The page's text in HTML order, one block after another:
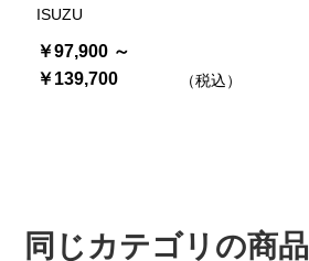
ISUZU
￥97,900 ～
￥139,700
（税込）
同じカテゴリの商品